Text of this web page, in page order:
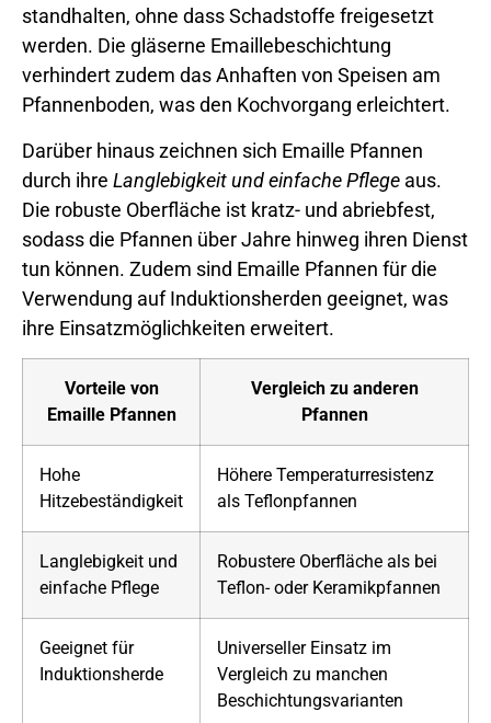
standhalten, ohne dass Schadstoffe freigesetzt
werden. Die gläserne Emaillebeschichtung
verhindert zudem das Anhaften von Speisen am
Pfannenboden, was den Kochvorgang erleichtert.
Darüber hinaus zeichnen sich Emaille Pfannen
durch ihre Langlebigkeit und einfache Pflege aus.
Die robuste Oberfläche ist kratz- und abriebfest,
sodass die Pfannen über Jahre hinweg ihren Dienst
tun können. Zudem sind Emaille Pfannen für die
Verwendung auf Induktionsherden geeignet, was
ihre Einsatzmöglichkeiten erweitert.
Vorteile von
Emaille Pfannen
Vergleich zu anderen
Pfannen
Hohe
Hitzebeständigkeit
Höhere Temperaturresistenz
als Teflonpfannen
Langlebigkeit und
einfache Pflege
Robustere Oberfläche als bei
Teflon- oder Keramikpfannen
Geeignet für
Induktionsherde
Universeller Einsatz im
Vergleich zu manchen
Beschichtungsvarianten